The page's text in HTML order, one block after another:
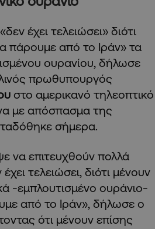
έχει τελειώσει» διότι
πάρουμε από το Ιράν» τα
ουρανίου, δήλωσε
πρωθυπουργός
στο αμερικανό τηλεοπτικό
με απόσπασμα της
σήμερα.
να επιτευχθούν πολλά
τελειώσει, διότι μένουν
-εμπλουτισμένο ουράνιο-
από το Ιράν», δήλωσε ο
ότι μένουν επίσης